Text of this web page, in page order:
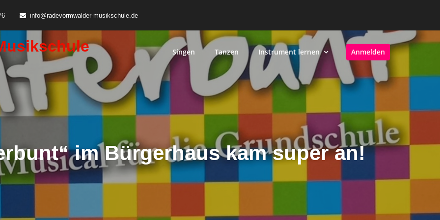
info@radevormwalder-musikschule.de
Singen Tanzen Instrument lernen Anmelden
im Bürgerhaus kam super an!